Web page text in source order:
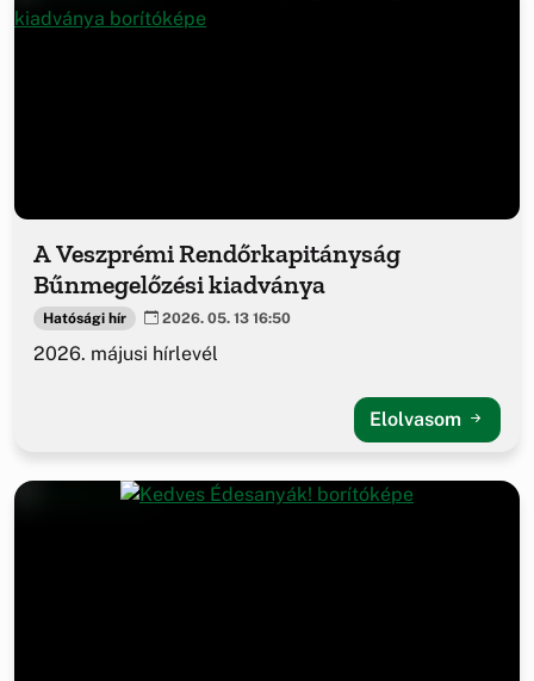
A Veszprémi Rendőrkapitányság
Bűnmegelőzési kiadványa
Hatósági hír 2026. 05. 13 16:50
2026. májusi hírlevél
Elolvasom